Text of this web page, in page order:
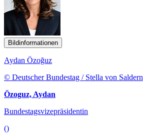
Bildinformationen
Aydan Özoğuz
© Deutscher Bundestag / Stella von Saldern
Özoguz, Aydan
Bundestagsvizepräsidentin
()